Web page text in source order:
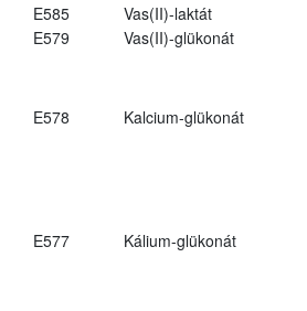
E585 Vas(II)-laktát
E579
Vas(II)-glükonát
E578 Kalcium-glükonát
E577 Kálium-glükonát